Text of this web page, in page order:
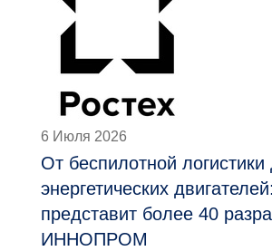
6 Июля 2026
От беспилотной логистики
энергетических
представит более 40
ИННОПРОМ